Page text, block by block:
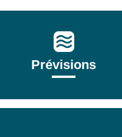
Prévisions